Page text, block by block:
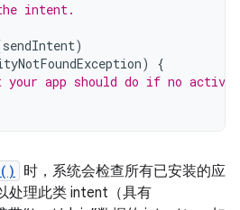
intent.
sendIntent)
)
{
your app should do if no
时，系统会检查所有已安装的应
处理此类 intent（具有